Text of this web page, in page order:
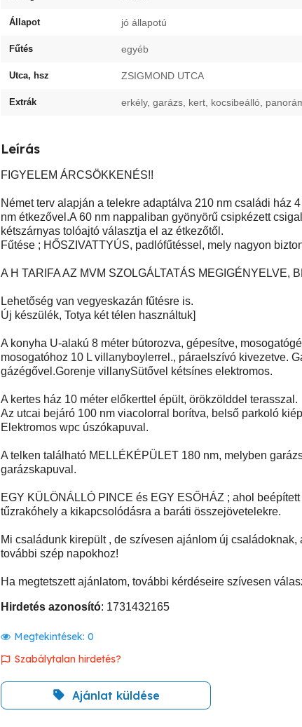
Állapot jó állapotú
Fűtés egyéb
Utca, hsz ZSIGMOND UTCA
Extrák erkély, garázs, kert, kocsibeálló,
Leírás
FIGYELEM ÁRCSÖKKENÉS!!
Német terv alapján a telekre adaptálva 210 nm családi ház
nm étkezővel.A 60 nm nappaliban gyönyörű csipkézett
kétszárnyas tolóajtó választja el az étkezőtől.
Fűtése ; HŐSZIVATTYÚS, padlófűtéssel, mely nagyon
A H TARIFA AZ MVM SZOLGÁLTATÁS MEGIGÉNYELVE,
Lehetőség van vegyeskazán fűtésre is.
Új készülék, Totya két télen használtuk]
A konyha U-alakú 8 méter bútorozva, gépesítve,
mosogatóhoz 10 L villanyboylerrel., páraelszívó kivezetve.
gázégővel.Gorenje villanySütővel kétsínes elektromos.
A kertes ház 10 méter előkerttel épült, örökzölddel terasszal.
Az utcai bejáró 100 nm viacolorral borítva, belső parkoló
Elektromos wpc úszókapuval.
A telken található MELLÉKÉPÜLET 180 nm, melyben
garázskapuval.
EGY KÜLÖNÁLLÓ PINCE és EGY ESŐHÁZ ; ahol
tűzrakóhely a kikapcsolódásra a baráti összejövetelekre.
Mi családunk kirepült , de szívesen ajánlom új családoknak,
további szép napokhoz!
Ha megtetszett ajánlatom, további kérdéseire szívesen
Hirdetés azonosító: 1731432165
Megtekintések: 0
Szabálytalan hirdetés?
Ajánlat küldése